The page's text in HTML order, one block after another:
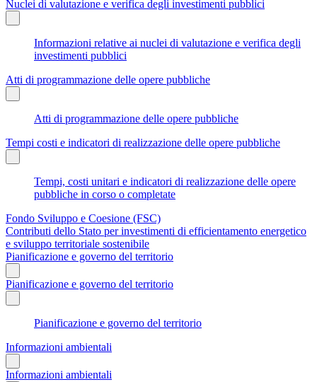
Nuclei di valutazione e verifica degli investimenti pubblici
Informazioni relative ai nuclei di valutazione e verifica degli
investimenti pubblici
Atti di programmazione delle opere pubbliche
Atti di programmazione delle opere pubbliche
Tempi costi e indicatori di realizzazione delle opere pubbliche
Tempi, costi unitari e indicatori di realizzazione delle opere
pubbliche in corso o completate
Fondo Sviluppo e Coesione (FSC)
Contributi dello Stato per investimenti di efficientamento energetico
e sviluppo territoriale sostenibile
Pianificazione e governo del territorio
Pianificazione e governo del territorio
Pianificazione e governo del territorio
Informazioni ambientali
Informazioni ambientali